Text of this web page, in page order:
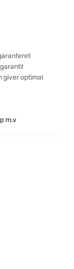
giver optimal
m.v